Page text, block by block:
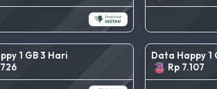
1 GB 3 Hari
Data Happy 1
Rp 7.107